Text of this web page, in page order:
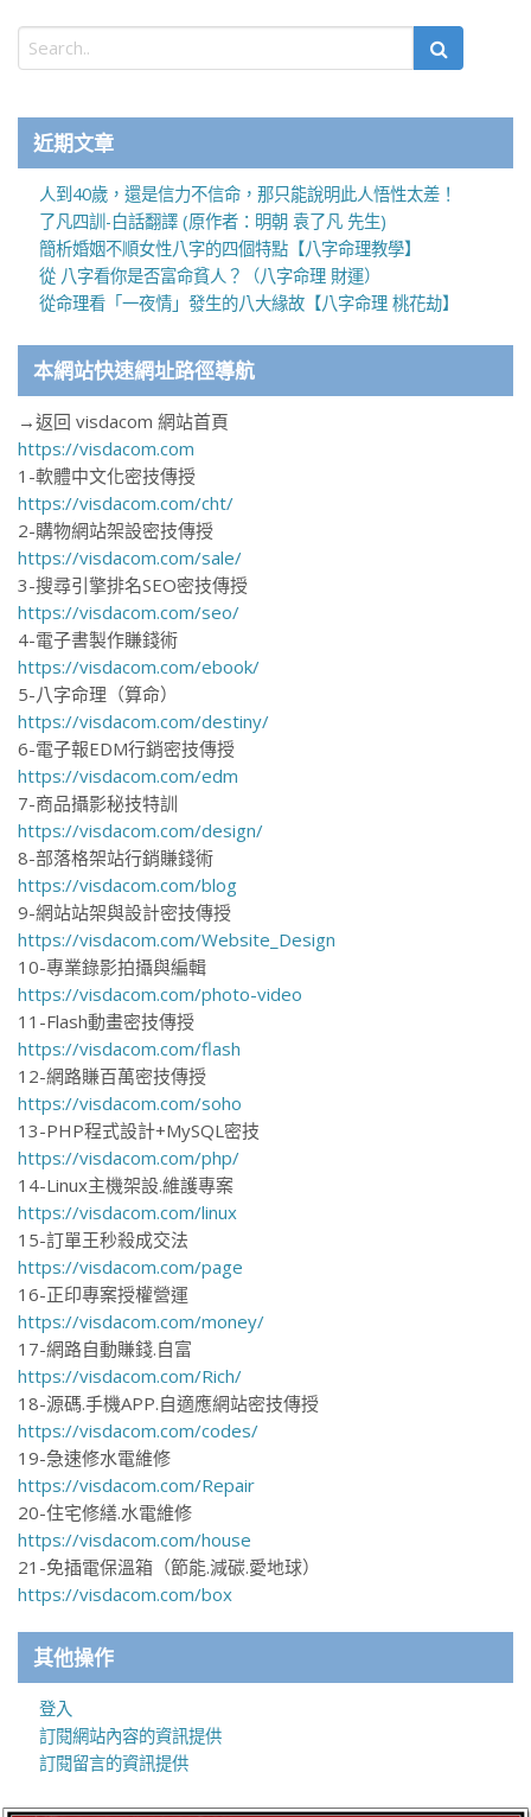
近期文章
人到40歲，還是信力不信命，那只能說明此人悟性太差！
了凡四訓-白話翻譯 (原作者：明朝 袁了凡 先生)
簡析婚姻不順女性八字的四個特點【八字命理教學】
從 八字看你是否富命貧人？（八字命理 財運）
從命理看「一夜情」發生的八大緣故【八字命理 桃花劫】
本網站快速網址路徑導航
→返回 visdacom 網站首頁
https://visdacom.com
1-軟體中文化密技傳授
https://visdacom.com/cht/
2-購物網站架設密技傳授
https://visdacom.com/sale/
3-搜尋引擎排名SEO密技傳授
https://visdacom.com/seo/
4-電子書製作賺錢術
https://visdacom.com/ebook/
5-八字命理（算命）
https://visdacom.com/destiny/
6-電子報EDM行銷密技傳授
https://visdacom.com/edm
7-商品攝影秘技特訓
https://visdacom.com/design/
8-部落格架站行銷賺錢術
https://visdacom.com/blog
9-網站站架與設計密技傳授
https://visdacom.com/Website_Design
10-專業錄影拍攝與編輯
https://visdacom.com/photo-video
11-Flash動畫密技傳授
https://visdacom.com/flash
12-網路賺百萬密技傳授
https://visdacom.com/soho
13-PHP程式設計+MySQL密技
https://visdacom.com/php/
14-Linux主機架設.維護專案
https://visdacom.com/linux
15-訂單王秒殺成交法
https://visdacom.com/page
16-正印專案授權營運
https://visdacom.com/money/
17-網路自動賺錢.自富
https://visdacom.com/Rich/
18-源碼.手機APP.自適應網站密技傳授
https://visdacom.com/codes/
19-急速修水電維修
https://visdacom.com/Repair
20-住宅修繕.水電維修
https://visdacom.com/house
21-免插電保溫箱（節能.減碳.愛地球）
https://visdacom.com/box
其他操作
登入
訂閱網站內容的資訊提供
訂閱留言的資訊提供